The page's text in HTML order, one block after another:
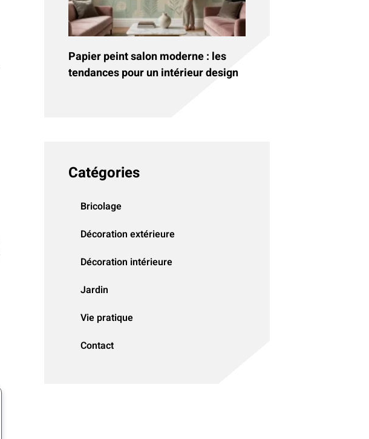
Papier peint salon moderne : les
tendances pour un intérieur design
Catégories
Bricolage
Décoration extérieure
Décoration intérieure
Jardin
Vie pratique
Contact